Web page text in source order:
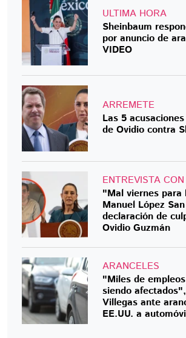
ULTIMA HORA
Sheinbaum
por anuncio de
VIDEO
ARREMETE
Las 5
de Ovidio contra
ENTREVISTA
"Mal viernes para
Manuel López
declaración de
Ovidio Guzmán
ARANCELES
"Miles de
siendo
Villegas ante
EE.UU. a